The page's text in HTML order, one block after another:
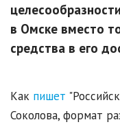
в Омске вместо
средства в его
Как пишет
Соколова, формат